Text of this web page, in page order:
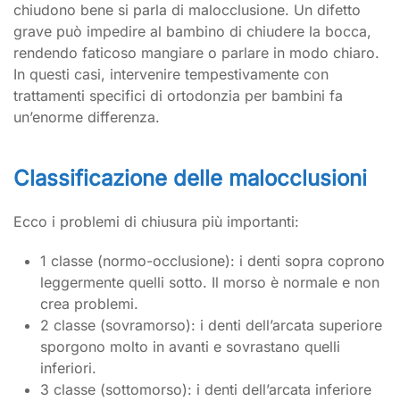
chiudono bene si parla di malocclusione. Un difetto
grave può impedire al bambino di chiudere la bocca,
rendendo faticoso mangiare o parlare in modo chiaro.
In questi casi, intervenire tempestivamente con
trattamenti specifici di ortodonzia per bambini fa
un’enorme differenza.
Classificazione delle malocclusioni
Ecco i problemi di chiusura più importanti:
1 classe (normo-occlusione): i denti sopra coprono
leggermente quelli sotto. Il morso è normale e non
crea problemi.
2 classe (sovramorso): i denti dell’arcata superiore
sporgono molto in avanti e sovrastano quelli
inferiori.
3 classe (sottomorso): i denti dell’arcata inferiore